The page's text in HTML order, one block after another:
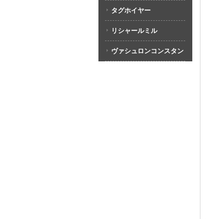
タグホイヤー
リシャールミル
ヴァシュロンコンスタン